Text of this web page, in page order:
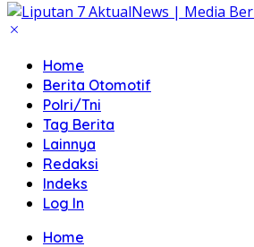
Home
Berita Otomotif
Polri/Tni
Tag Berita
Lainnya
Redaksi
Indeks
Log In
Home